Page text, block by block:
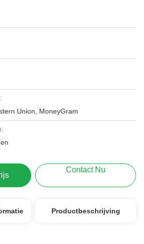
Union, MoneyGram
Contact Nu
Productbeschrijving